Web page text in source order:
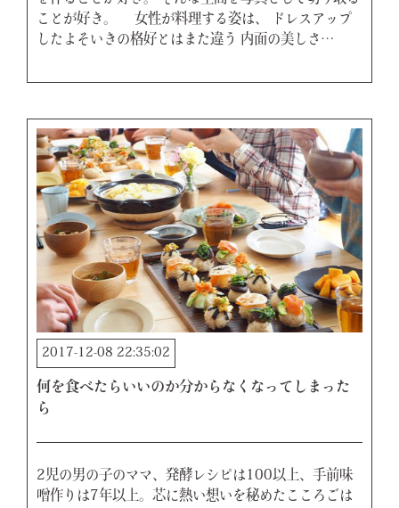
ことが好き。 女性が料理する姿は、 ドレスアップ
したよそいきの格好とはまた違う 内面の美しさ…
2017-12-08 22:35:02
何を食べたらいいのか分からなくなってしまった
ら
2児の男の子のママ、発酵レシピは100以上、手前味
噌作りは7年以上。芯に熱い想いを秘めたこころごは